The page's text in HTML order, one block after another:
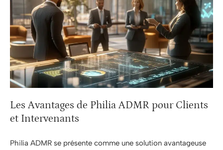
Les Avantages de Philia ADMR pour Clients
et Intervenants
Philia ADMR se présente comme une solution avantageuse